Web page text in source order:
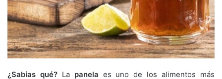
¿Sabías qué?La panela es uno de los alimentos más